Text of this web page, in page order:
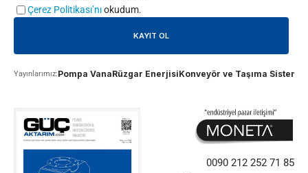
Çerez Politikası’nıokudum.
Yayınlarımız:Pompa VanaRüzgar EnerjisiKonveyör ve Taşıma
0090 212 252 71 85